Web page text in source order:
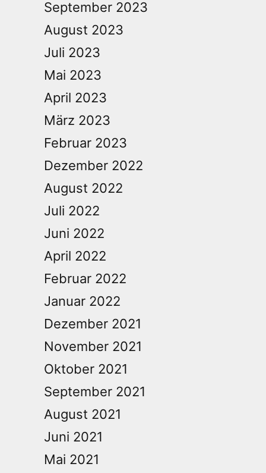
September 2023
August 2023
Juli 2023
Mai 2023
April 2023
März 2023
Februar 2023
Dezember 2022
August 2022
Juli 2022
Juni 2022
April 2022
Februar 2022
Januar 2022
Dezember 2021
November 2021
Oktober 2021
September 2021
August 2021
Juni 2021
Mai 2021